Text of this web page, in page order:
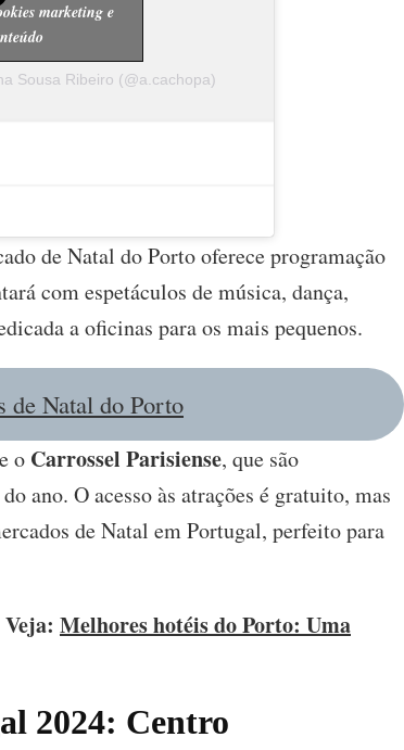
Sousa Ribeiro (@a.cachopa)
marketing e
de Natal do Porto oferece programação
com espetáculos de música, dança,
a oficinas para os mais pequenos.
de Natal do Porto
e o Carrossel Parisiense, que são
ano. O acesso às atrações é gratuito, mas
de Natal em Portugal, perfeito para
Melhores hotéis do Porto: Uma
2024: Centro